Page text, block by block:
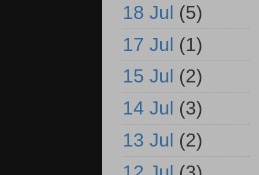
18 Jul (5)
17 Jul (1)
15 Jul (2)
14 Jul (3)
13 Jul (2)